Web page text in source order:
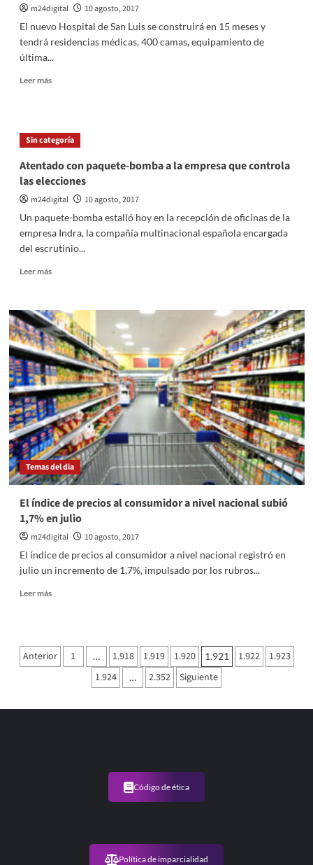
ante
rumor
de
la
de
m24digital
10 agosto, 2017
El nuevo Hospital de San Luis se construirá en 15 meses y
tendrá residencias médicas, 400 camas, equipamiento de
última...
Leer másLeer
ministra
de
dio
detalles
del
hospital
de
San
Sin categoría
Atentado con paquete-bomba a la empresa que controla
las elecciones
m24digital
10 agosto, 2017
Un paquete-bomba estalló hoy en la recepción de oficinas de la
empresa Indra, la compañía multinacional española encargada
del escrutinio...
Leer másLeer
Atentado
con
paquete-
bomba
a
la
empresa
que
controla
las
elecciones
Temas del dia
El índice de precios al consumidor a nivel nacional subió
1,7% en julio
m24digital
10 agosto, 2017
El índice de precios al consumidor a nivel nacional registró en
julio un incremento de 1,7%, impulsado por los rubros...
Leer másLeer
índice
de
a
Paginación
entradas
Anterior 1 … 1.918 1.919 1.920 1.921 1.922
1.923
1.924
… 2.352 Siguiente
Código de ética
Política de imparcialidad